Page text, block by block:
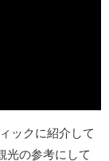
ックに紹介して
光の参考にして